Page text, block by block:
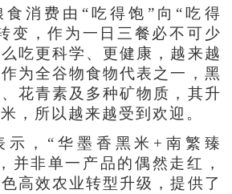
食消费由“吃得饱”向“吃得
变，作为一日三餐必不可少
吃更科学、更健康，越来越
为全谷物食物代表之一，黑
花青素及多种矿物质，其升
，所以越来越受到欢迎。
示，“华墨香黑米+南繁臻
并非单一产品的偶然走红，
高效农业转型升级，提供了